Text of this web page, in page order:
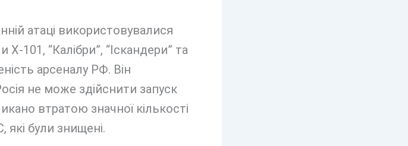
атаці використовувалися
101, “Калібри”, “Іскандери” та
арсеналу РФ. Він
не може здійснити запуск
втратою значної кількості
які були знищені.